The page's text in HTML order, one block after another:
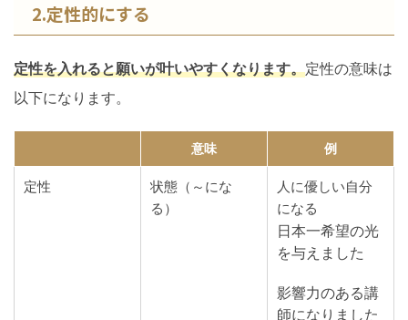
2.定性的にする
定性を入れると願いが叶いやすくなります。定性の意味は
以下になります。
意味 例
定性
状態（～にな
る）
人に優しい自分
になる
日本一希望の光
を与えました
影響力のある講
師になりました